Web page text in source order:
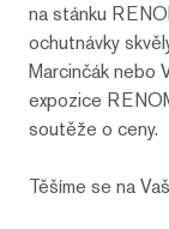
na stánku
ochutnávky
Marcinčák nebo
expozice
soutěže o ceny.
Těšíme se na